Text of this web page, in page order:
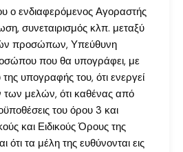
ο ενδιαφερόμενος Αγοραστής
συνεταιρισμός κλπ. μεταξύ
προσώπων, Υπεύθυνη
που θα υπογράφει, με
υπογραφής του, ότι ενεργεί
μελών, ότι καθένας από
του όρου 3 και
και Ειδικούς Όρους της
ότι τα μέλη της ευθύνονται εις